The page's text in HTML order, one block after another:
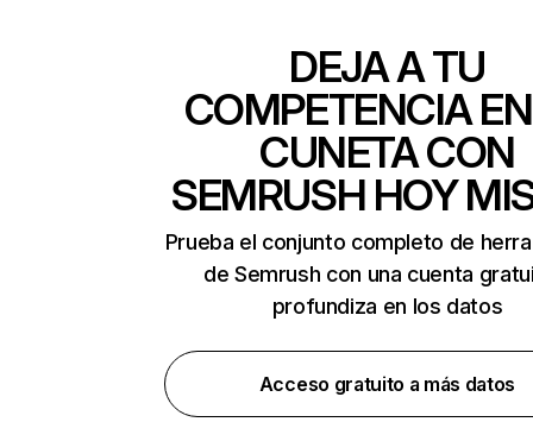
DEJA A TU
COMPETENCIA
CUNETA CON
SEMRUSH HOY
Prueba el conjunto completo de
de Semrush con una cuenta
profundiza en los datos
Acceso gratuito a más datos